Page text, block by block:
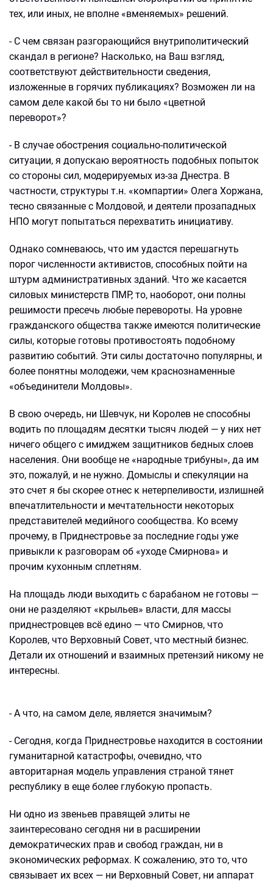
тех, или иных, не вполне «вменяемых» решений.
- С чем связан разгорающийся внутриполитический
скандал в регионе? Насколько, на Ваш взгляд,
соответствуют действительности сведения,
изложенные в горячих публикациях? Возможен ли на
самом деле какой бы то ни было «цветной
переворот»?
- В случае обострения социально-политической
ситуации, я допускаю вероятность подобных попыток
со стороны сил, модерируемых из-за Днестра. В
частности, структуры т.н. «компартии» Олега Хоржана,
тесно связанные с Молдовой, и деятели прозападных
НПО могут попытаться перехватить инициативу.
Однако сомневаюсь, что им удастся перешагнуть
порог численности активистов, способных пойти на
штурм административных зданий. Что же касается
силовых министерств ПМР, то, наоборот, они полны
решимости пресечь любые перевороты. На уровне
гражданского общества также имеются политические
силы, которые готовы противостоять подобному
развитию событий. Эти силы достаточно популярны, и
более понятны молодежи, чем краснознаменные
«объединители Молдовы».
В свою очередь, ни Шевчук, ни Королев не способны
водить по площадям десятки тысяч людей — у них нет
ничего общего с имиджем защитников бедных слоев
населения. Они вообще не «народные трибуны», да им
это, пожалуй, и не нужно. Домыслы и спекуляции на
это счет я бы скорее отнес к нетерпеливости, излишней
впечатлительности и мечтательности некоторых
представителей медийного сообщества. Ко всему
прочему, в Приднестровье за последние годы уже
привыкли к разговорам об «уходе Смирнова» и
прочим кухонным сплетням.
На площадь люди выходить с барабаном не готовы —
они не разделяют «крыльев» власти, для массы
приднестровцев всё едино — что Смирнов, что
Королев, что Верховный Совет, что местный бизнес.
Детали их отношений и взаимных претензий никому не
интересны.
- А что, на самом деле, является значимым?
- Сегодня, когда Приднестровье находится в состоянии
гуманитарной катастрофы, очевидно, что
авторитарная модель управления страной тянет
республику в еще более глубокую пропасть.
Ни одно из звеньев правящей элиты не
заинтересовано сегодня ни в расширении
демократических прав и свобод граждан, ни в
экономических реформах. К сожалению, это то, что
связывает их всех — ни Верховный Совет, ни аппарат